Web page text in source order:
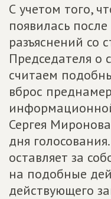
С учетом того,
появилась
разъяснений со
Председателя о
считаем
вброс
Сергея
дня
оставляет за
на подобные
действующего